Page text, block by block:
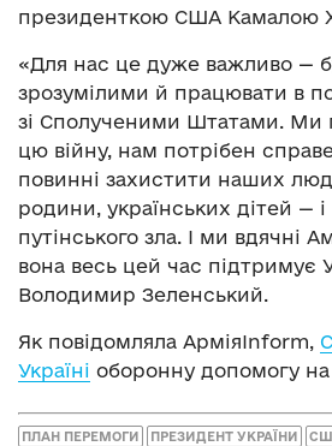
президенткою США Камалою
«Для нас це дуже важливо —
зрозумілими й працювати в
зі Сполученими Штатами. Ми
цю війну, нам потрібен
повинні захистити наших
родини, українських дітей — і
путінського зла. І ми вдячні
вона весь цей час підтримує
Володимир Зеленський.
Як повідомляла АрміяInform,
Україні оборонну допомогу
ПЛАН ПЕРЕМОГИ ПРЕЗИДЕНТ УКРАЇНИ